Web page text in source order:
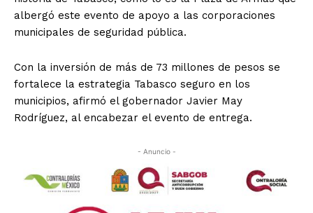
albergó este evento de apoyo a las corporaciones
municipales de seguridad pública.
Con la inversión de más de 73 millones de pesos se
fortalece la estrategia Tabasco seguro en los
municipios, afirmó el gobernador Javier May
Rodríguez, al encabezar el evento de entrega.
- Anuncio -